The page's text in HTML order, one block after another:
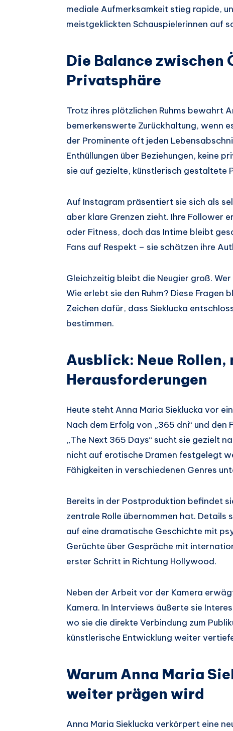
mediale Aufmerksamkeit stieg rapide,
meistgeklickten Schauspielerinnen auf
Die Balance
Privatsphäre
Trotz ihres plötzlichen Ruhms bewahrt
bemerkenswerte Zurückhaltung, wenn
der Prominente oft jeden
Enthüllungen über Beziehungen, keine
sie auf gezielte, künstlerisch gestaltete
Auf Instagram präsentiert sie sich als
aber klare Grenzen zieht. Ihre Follower
oder Fitness, doch das Intime bleibt
Fans auf Respekt – sie schätzen ihre
Gleichzeitig bleibt die Neugier groß.
Wie erlebt sie den Ruhm? Diese
Zeichen dafür, dass Sieklucka
bestimmen.
Ausblick: Neue Rollen,
Herausforderungen
Heute steht Anna Maria Sieklucka vor
Nach dem Erfolg von „365 dni“ und den
„The Next 365 Days“ sucht sie gezielt
nicht auf erotische Dramen festgelegt
Fähigkeiten in verschiedenen Genres
Bereits in der Postproduktion befindet
zentrale Rolle übernommen hat. Details
auf eine dramatische Geschichte mit
Gerüchte über Gespräche mit
erster Schritt in Richtung Hollywood.
Neben der Arbeit vor der Kamera
Kamera. In Interviews äußerte sie
wo sie die direkte Verbindung zum
künstlerische Entwicklung weiter
Warum Anna Maria
weiter prägen wird
Anna Maria Sieklucka verkörpert eine